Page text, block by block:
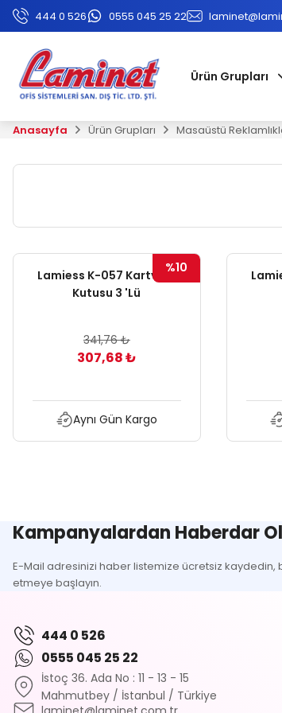
444 0 526 0555 045 25 22
Ürün Grupları
Anasayfa Ürün Grupları Masaüstü
%10
Lamiess K-057 Kartvizit
Kutusu 3 'Lü
341,76 ₺
307,68 ₺
Aynı Gün Kargo
Kampanyalardan Haberdar
E-Mail adresinizi haber listemize ücretsiz kaydedin,
etmeye başlayın.
444 0 526
0555 045 25 22
İstoç 36. Ada No : 11 - 13 - 15
Mahmutbey / İstanbul / Türkiye